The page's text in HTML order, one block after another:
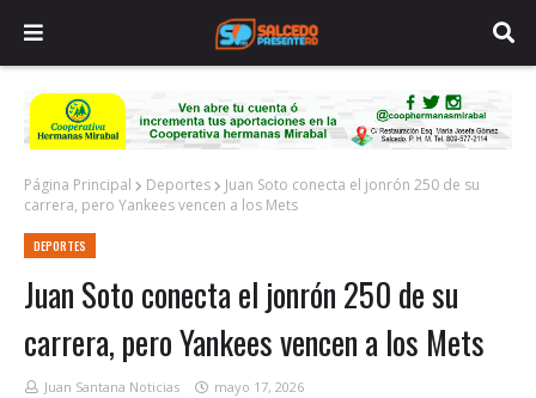
Página Principal Deportes
Juan Soto conecta el jonrón 250 de su
carrera, pero Yankees vencen a los Mets
DEPORTES
Juan Soto conecta el jonrón 250 de su
carrera, pero Yankees vencen a los Mets
Juan Santana Noticias mayo 17, 2026